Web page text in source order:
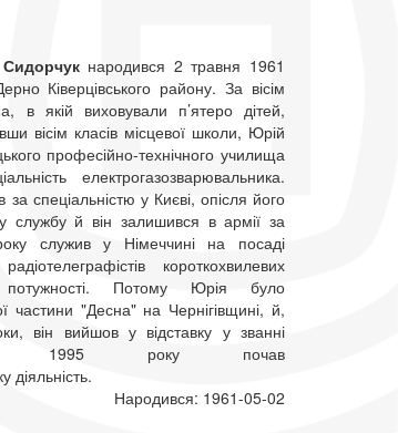
народився 2 травня 1961
Ківерцівського району. За вісім
в якій виховували п’ятеро дітей,
вісім класів місцевої школи, Юрій
професійно-технічного училища
електрогазозварювальника.
спеціальністю у Києві, опісля його
службу й він залишився в армії за
служив у Німеччині на посаді
короткохвилевих
потужності. Потому Юрія було
частини "Десна" на Чернігівщині, й,
він вийшов у відставку у званні
1995 року почав
діяльність.
Народився: 1961-05-02